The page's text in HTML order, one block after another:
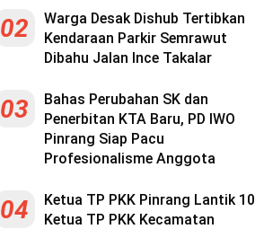
02
Warga Desak Dishub Tertibkan
Kendaraan Parkir Semrawut
Dibahu Jalan Ince Takalar
03
Bahas Perubahan SK dan
Penerbitan KTA Baru, PD IWO
Pinrang Siap Pacu
Profesionalisme Anggota
04
Ketua TP PKK Pinrang Lantik 10
Ketua TP PKK Kecamatan